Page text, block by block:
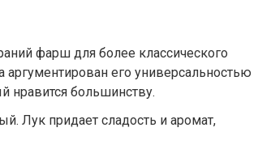
фарш для более классического
его универсальностью
нравится большинству.
Лук придает сладость и аромат,